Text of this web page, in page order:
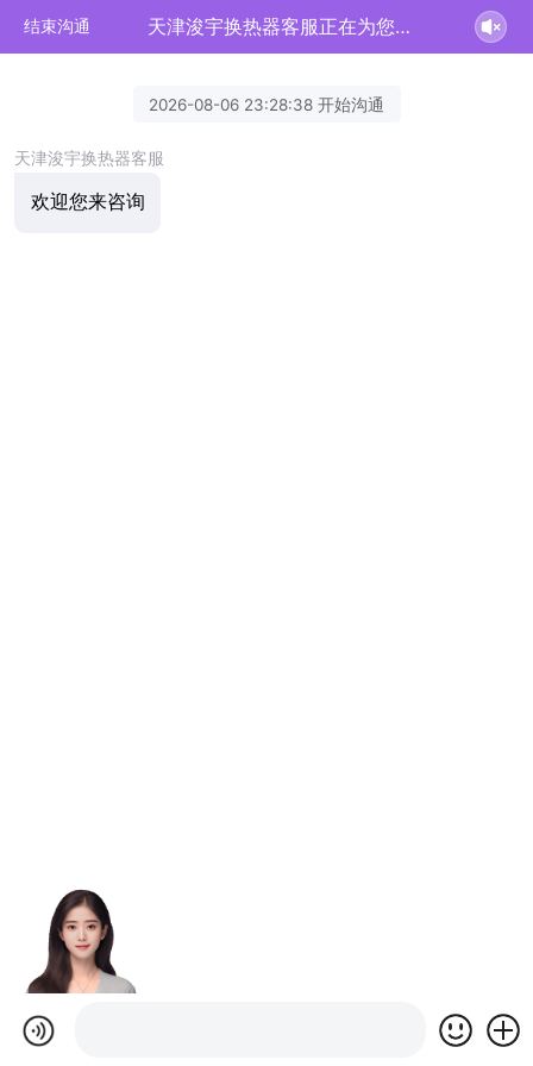
结束沟通 天津浚宇换热器客服正在为您服务
2026-08-06 23:28:38 开始沟通
天津浚宇换热器客服
欢迎您来咨询